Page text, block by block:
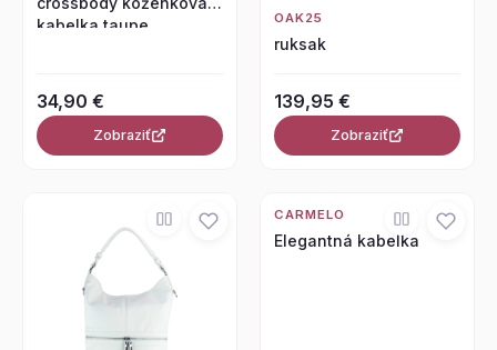
kabelka taupe
34,90 €
Zobraziť
OAK25
ruksak
139,95 €
Zobraziť
CARMELO
Elegantná kabelka